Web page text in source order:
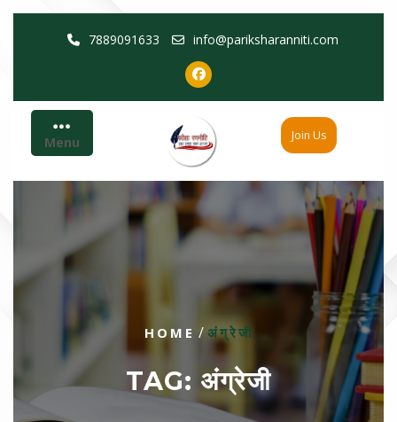
7889091633 info@pariksharanniti.com
Menu Join Us
HOME / अंग्रेजी
TAG: अंग्रेजी